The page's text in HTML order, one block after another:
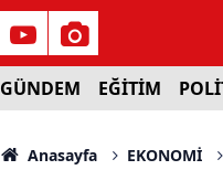
GÜNDEM EĞİTİM
Anasayfa EKONOMİ